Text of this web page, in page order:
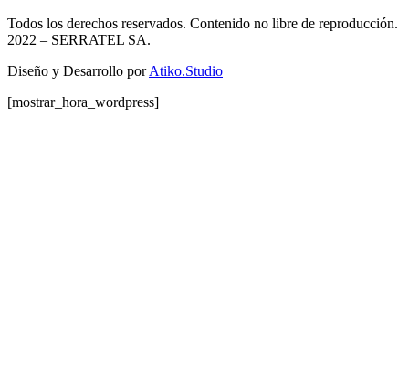
Todos los derechos reservados. Contenido no libre de reproducción.
2022 – SERRATEL SA.
Diseño y Desarrollo porAtiko.Studio
[mostrar_hora_wordpress]